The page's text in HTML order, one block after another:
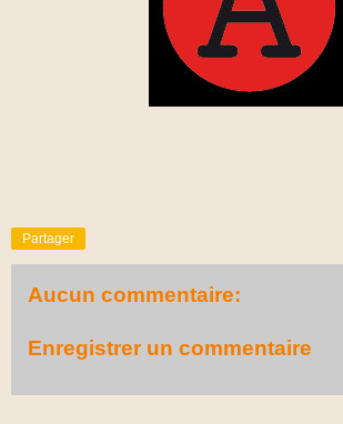
Partager
Aucun commentaire:
Enregistrer un commentaire